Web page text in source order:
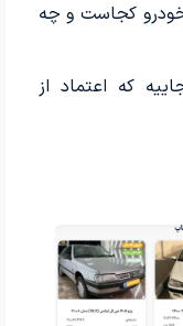
خودرو کجاست و چه
که اعتماد از